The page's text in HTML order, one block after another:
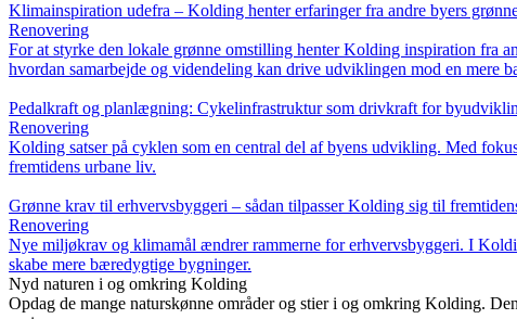
Klimainspiration udefra – Kolding henter erfaringer fra andre byers
Renovering
For at styrke den lokale grønne omstilling henter Kolding inspiration fra
hvordan samarbejde og videndeling kan drive udviklingen mod en mere
Pedalkraft og planlægning: Cykelinfrastruktur som drivkraft for
Renovering
Kolding satser på cyklen som en central del af byens udvikling. Med
fremtidens urbane liv.
Grønne krav til erhvervsbyggeri – sådan tilpasser Kolding sig til
Renovering
Nye miljøkrav og klimamål ændrer rammerne for erhvervsbyggeri. I
skabe mere bæredygtige bygninger.
Nyd naturen i og omkring Kolding
Opdag de mange naturskønne områder og stier i og omkring Kolding.